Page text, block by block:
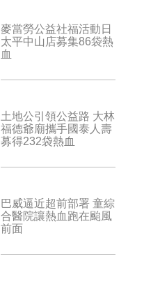
麥當勞公益社福活動日
太平中山店募集86袋熱
血
土地公引領公益路 大林
福德爺廟攜手國泰人壽
募得232袋熱血
巴威逼近超前部署 童綜
合醫院讓熱血跑在颱風
前面